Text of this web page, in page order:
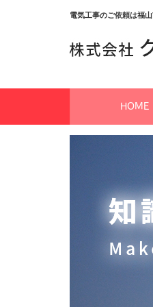
電気工事のご依頼は福
HOME